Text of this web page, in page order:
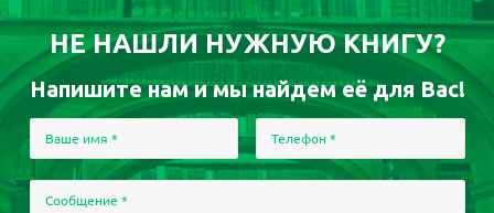
НЕ НАШЛИ НУЖНУЮ КНИГУ?
Напишите нам и мы найдем её для Вас!
Ваше имя * Телефон *
Сообщение *